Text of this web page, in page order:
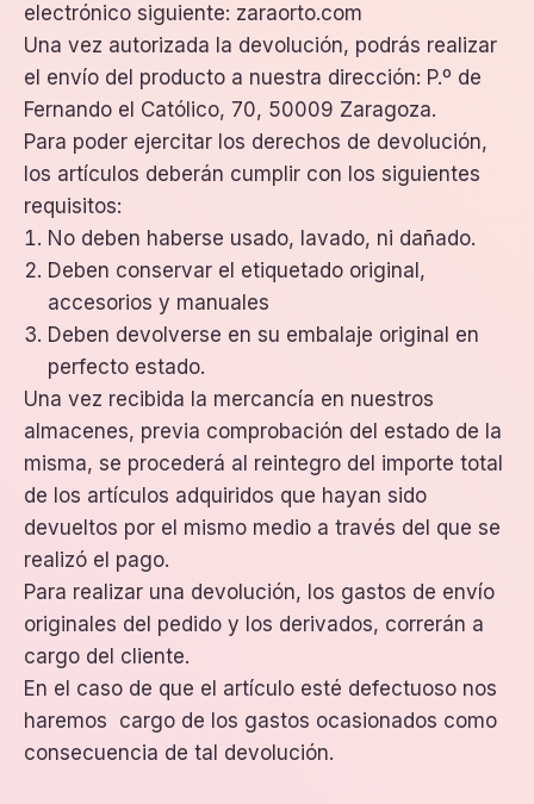
electrónico siguiente: zaraorto.com
Una vez autorizada la devolución, podrás realizar
el envío del producto a nuestra dirección: P.º de
Fernando el Católico, 70, 50009 Zaragoza.
Para poder ejercitar los derechos de devolución,
los artículos deberán cumplir con los siguientes
requisitos:
No deben haberse usado, lavado, ni dañado.
Deben conservar el etiquetado original,
accesorios y manuales
Deben devolverse en su embalaje original en
perfecto estado.
Una vez recibida la mercancía en nuestros
almacenes, previa comprobación del estado de la
misma, se procederá al reintegro del importe total
de los artículos adquiridos que hayan sido
devueltos por el mismo medio a través del que se
realizó el pago.
Para realizar una devolución, los gastos de envío
originales del pedido y los derivados, correrán a
cargo del cliente.
En el caso de que el artículo esté defectuoso nos
haremos cargo de los gastos ocasionados como
consecuencia de tal devolución.